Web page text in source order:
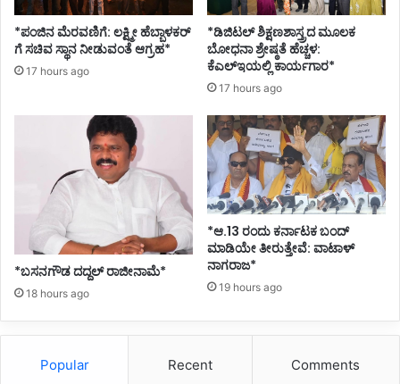
*ಪಂಜಿನ ಮೆರವಣಿಗೆ: ಲಕ್ಷ್ಮೀ ಹೆಬ್ಬಾಳಕರ್
ಗೆ ಸಚಿವ ಸ್ಥಾನ ನೀಡುವಂತೆ ಆಗ್ರಹ*
17 hours ago
*ಡಿಜಿಟಲ್ ಶಿಕ್ಷಣಶಾಸ್ತ್ರದ ಮೂಲಕ
ಬೋಧನಾ ಶ್ರೇಷ್ಠತೆ ಹೆಚ್ಚಳ:
ಕೆಎಲ್ಇಯಲ್ಲಿ ಕಾರ್ಯಗಾರ*
17 hours ago
*ಬಸನಗೌಡ ದದ್ದಲ್‌ ರಾಜೀನಾಮೆ*
18 hours ago
*ಆ.13 ರಂದು ಕರ್ನಾಟಕ ಬಂದ್
ಮಾಡಿಯೇ ತೀರುತ್ತೇವೆ: ವಾಟಾಳ್
ನಾಗರಾಜ*
19 hours ago
Popular Recent Comments